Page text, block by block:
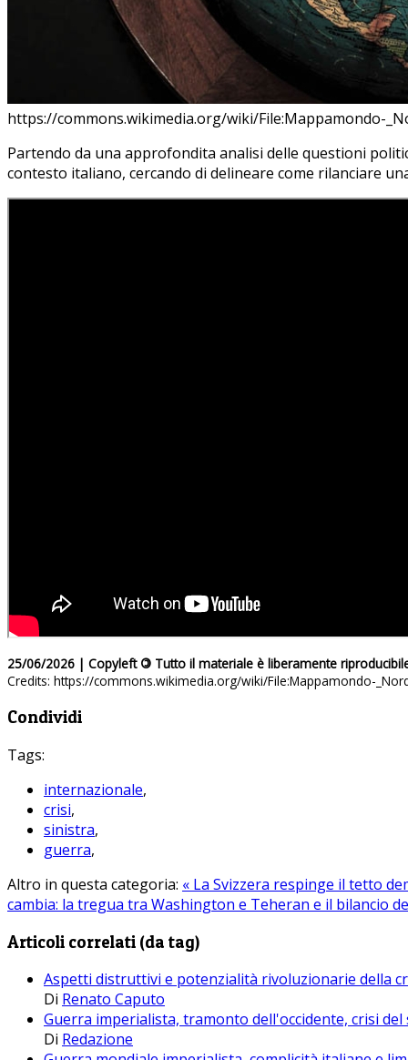
https://commons.wikimedia.org/wiki/File:Mappamondo-
Partendo da una approfondita analisi delle questioni
contesto italiano, cercando di delineare come rilanciare
25/06/2026 | Copyleft © Tutto il materiale è liberamente
Credits: https://commons.wikimedia.org/wiki/File:Mappamondo-
Condividi
Tags:
internazionale,
crisi,
sinistra,
guerra,
Altro in questa categoria: « La Svizzera respinge il tetto
cambia: la tregua tra Washington e Teheran e il bilancio
Articoli correlati (da tag)
Aspetti distruttivi e potenzialità rivoluzionarie della
Di Renato Caputo
Guerra imperialista, tramonto dell'occidente, crisi
Di Redazione